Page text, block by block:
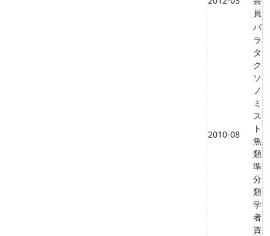
員
2010-08
パ
ラ
タ
ク
ソ
ノ
ミ
ス
ト
魚
類
準
分
類
学
者
資